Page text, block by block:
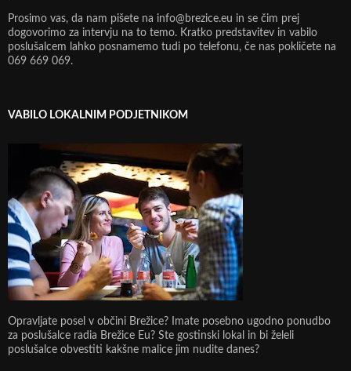
Prosimo vas, da nam pišete na info@brezice.eu in se čim prej
dogovorimo za intervju na to temo. Kratko predstavitev in vabilo
poslušalcem lahko posnamemo tudi po telefonu, če nas pokličete na
069 669 069.
VABILO LOKALNIM PODJETNIKOM
Opravljate posel v občini Brežice? Imate posebno ugodno ponudbo
za poslušalce radia Brežice Eu? Ste gostinski lokal in bi želeli
poslušalce obvestiti kakšne malice jim nudite danes?